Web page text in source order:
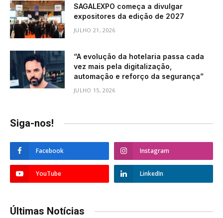
SAGALEXPO começa a divulgar
expositores da edição de 2027
JULHO 21, 2026
“A evolução da hotelaria passa cada
vez mais pela digitalização,
automação e reforço da segurança”
JULHO 15, 2026
Siga-nos!
Facebook Instagram
YouTube LinkedIn
Últimas Notícias